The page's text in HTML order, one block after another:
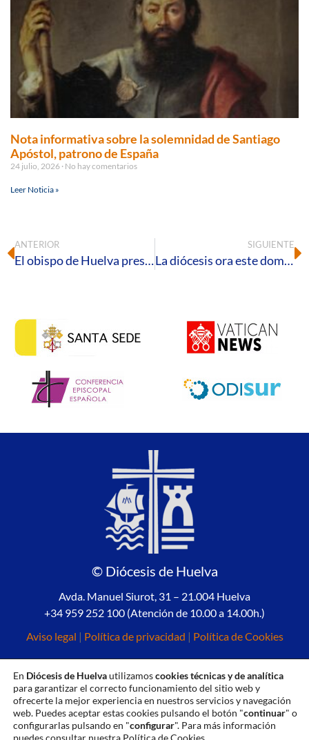
Nota informativa sobre la solemnidad de Santiago
Apóstol, patrono de España
24 julio, 2026 No hay comentarios
Leer Noticia »
ANTERIOR
El obispo de Huelva preside la celebración de festividad de Jesucristo Sumo y Eterno Sacerdote
SIGUIENTE
La diócesis ora este domingo por las 59 monjas contemplativas que lo hacen cada día por nosotros en la provincia
© Diócesis de Huelva
Avda. Manuel Siurot, 31 – 21.004 Huelva
+34 959 252 100 (Atención de 10.00 a 14.00h.)
Aviso legal | Política de privacidad | Política de Cookies
En Diócesis de Huelvautilizamoscookies técnicas y de analítica
para garantizar el correcto funcionamiento del sitio web y
ofrecerte la mejor experiencia en nuestros servicios y navegación
web. Puedes aceptar estas cookies pulsando el botón "continuar" o
configurarlas pulsando en "configurar". Para más información
puedes consultar nuestra Política de Cookies